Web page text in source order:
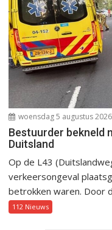
woensdag 5 augustus 2026
Bestuurder bekneld
Duitsland
Op de L43
verkeersongeval
betrokken waren. Door
112 Nieuws